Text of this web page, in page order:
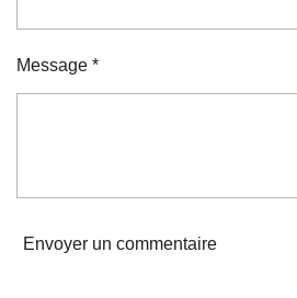
Message *
Envoyer un commentaire